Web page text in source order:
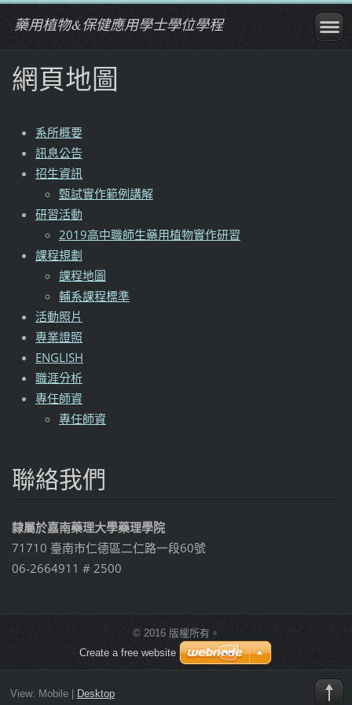
藥用植物&保健應用學士學位學程
網頁地圖
系所概要
訊息公告
招生資訊
甄試實作範例講解
研習活動
2019高中職師生藥用植物實作研習
課程規劃
課程地圖
輔系課程標準
活動照片
專業證照
ENGLISH
職涯分析
專任師資
專任師資
聯絡我們
隸屬於嘉南藥理大學藥理學院
71710 臺南市仁德區二仁路一段60號
06-2664911 # 2500
© 2016 版權所有。
Create a free website
View: Mobile| Desktop